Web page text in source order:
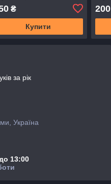
₴
Купити
200
за рік
Україна
13:00